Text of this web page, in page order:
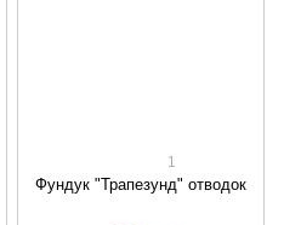
1
Фундук "Трапезунд" отводок